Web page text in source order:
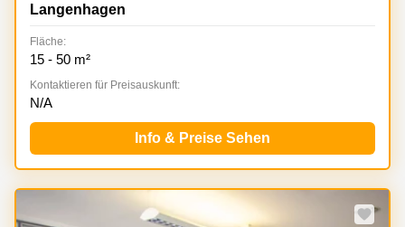
Langenhagen
Fläche:
15 - 50 m²
Kontaktieren für Preisauskunft:
N/A
Info & Preise Sehen